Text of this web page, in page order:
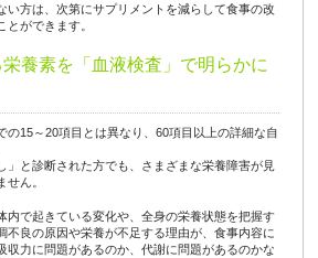
い方は、次第にサプリメントを減らして食事の改
とができます。
養素を「血液検査」で明らかに
の15～20項目とは異なり、60項目以上の詳細な自
」と診断された方でも、さまざまな栄養障害が見
せん。
内で起きている変化や、全身の栄養状態を把握す
不良の原因や栄養が不足する理由が、食事内容に
収力に問題があるのか、代謝に問題があるのかな